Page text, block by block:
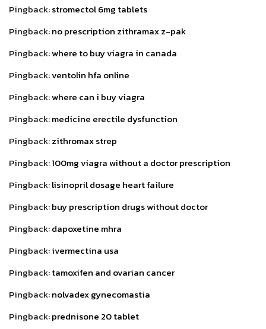
Pingback:stromectol 6mg tablets
Pingback:no prescription zithramax z-pak
Pingback:where to buy viagra in canada
Pingback:ventolin hfa online
Pingback:where can i buy viagra
Pingback:medicine erectile dysfunction
Pingback:zithromax strep
Pingback:100mg viagra without a doctor prescription
Pingback:lisinopril dosage heart failure
Pingback:buy prescription drugs without doctor
Pingback:dapoxetine mhra
Pingback:ivermectina usa
Pingback:tamoxifen and ovarian cancer
Pingback:nolvadex gynecomastia
Pingback:prednisone 20 tablet